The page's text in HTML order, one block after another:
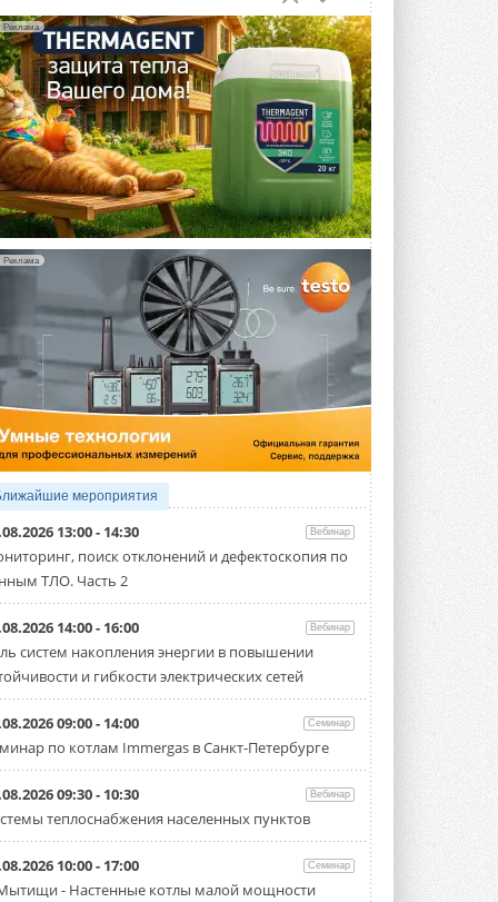
Учёные ЮУрГУ создали
каскадную установку,
объединяющую солнечную и
геотермальную энергию
Природосберегающие технологии ...
6 АВГУСТА 2026
Для Арктики создали
технологию защиты
ветрогенераторов от аварий
Разработка учитывает влияние
мерзлоты, обледенения и снеговых ...
6 АВГУСТА 2026
Гибридный тепловой насос PV/T
с одним общим испарителем
Исследователи предложили
конструкцию двухисточникового ...
5 АВГУСТА 2026
21-й ежегодный форум
«ЦОД-2026»
Мероприятие пройдет 2-3 сентября в
отеле Radisson Slavyanskaya. Форум
посетит более двух тысяч участников ...
5 АВГУСТА 2026
Китайская Shenling представила
линейку тепловых насосов
«воздух-вода» на R290
Серия ThermaX R290 All-In-One
включает три модели ...
Тепловые насосы в связке с
солнечной генерацией и
накопителем снижают
потребление на 60%
Исследователи из Италии установили ...
4 АВГУСТА 2026
«РУСКЛИМАТ Fest 2026» в Уфе
собрал свыше 700 профи
климатической отрасли
Организатором выступил торгово-
производственный холдинг ...
Реклама
Реклама
мероприятия
13:00 - 14:30 Вебинар
поиск отклонений и дефектоскопия по
ТЛО. Часть 2
14:00 - 16:00 Вебинар
систем накопления энергии в повышении
и гибкости электрических сетей
09:00 - 14:00 Семинар
по котлам Immergas в Санкт-Петербурге
09:30 - 10:30 Вебинар
теплоснабжения населенных пунктов
10:00 - 17:00 Семинар
- Настенные котлы малой мощности